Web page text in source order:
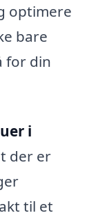
optimere
bare
for din
i
der er
til et